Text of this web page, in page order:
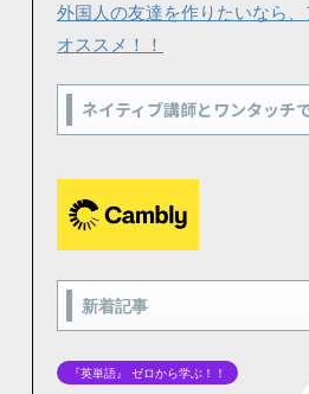
外国人の友達を作りたいなら
オススメ！！
ネイティブ講師とワンタッチ
新着記事
『英単語』 ゼロから学ぶ！！